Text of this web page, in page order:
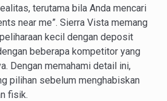
terutama bila Anda mencari
near me”. Sierra Vista memang
kecil dengan deposit
beberapa kompetitor yang
Dengan memahami detail ini,
pilihan sebelum menghabiskan
fisik.